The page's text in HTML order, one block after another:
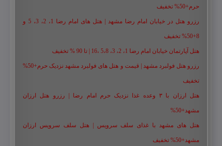
حرم+50% تخفیف
رزرو هتل در خیابان امام رضا مشهد | هتل‌ های امام رضا 1، 2، 3، 5 و
8+50% تخفیف
هتل آپارتمان خیابان امام رضا 1، 2، 3، 5،8 ،16 | تا 90 % تخفیف
رزرو هتل فولبرد مشهد | قیمت و هتل های فولبرد مشهد نزدیک حرم+50%
تخفیف
هتل ارزان با ۳ وعده غذا نزدیک حرم امام رضا | رزرو هتل ارزان
مشهد+50%
هتل های مشهد با غذای سلف سرویس | هتل سلف سرویس ارزان
مشهد+50% تخفیف